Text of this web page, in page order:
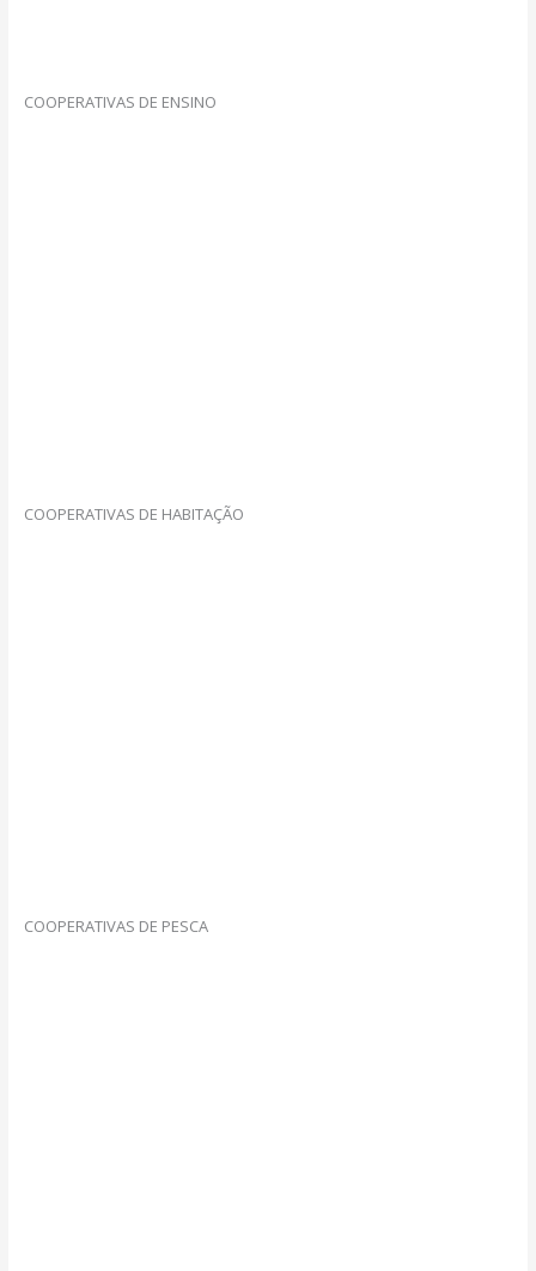
COOPERATIVAS DE ENSINO
COOPERATIVAS DE HABITAÇÃO
COOPERATIVAS DE PESCA